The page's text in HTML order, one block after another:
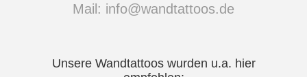
Mail: info@wandtattoos.de
Unsere Wandtattoos wurden u.a. hier